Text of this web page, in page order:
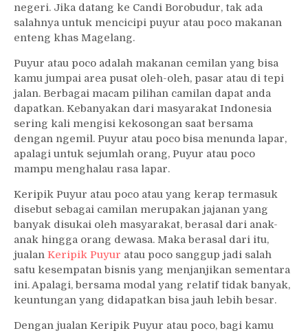
negeri. Jika datang ke Candi Borobudur, tak ada
salahnya untuk mencicipi puyur atau poco makanan
enteng khas Magelang.
Puyur atau poco adalah makanan cemilan yang bisa
kamu jumpai area pusat oleh-oleh, pasar atau di tepi
jalan. Berbagai macam pilihan camilan dapat anda
dapatkan. Kebanyakan dari masyarakat Indonesia
sering kali mengisi kekosongan saat bersama
dengan ngemil. Puyur atau poco bisa menunda lapar,
apalagi untuk sejumlah orang, Puyur atau poco
mampu menghalau rasa lapar.
Keripik Puyur atau poco atau yang kerap termasuk
disebut sebagai camilan merupakan jajanan yang
banyak disukai oleh masyarakat, berasal dari anak-
anak hingga orang dewasa. Maka berasal dari itu,
jualan Keripik Puyur atau poco sanggup jadi salah
satu kesempatan bisnis yang menjanjikan sementara
ini. Apalagi, bersama modal yang relatif tidak banyak,
keuntungan yang didapatkan bisa jauh lebih besar.
Dengan jualan Keripik Puyur atau poco, bagi kamu